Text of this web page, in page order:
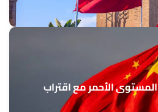
الأحمر مع اقتراب